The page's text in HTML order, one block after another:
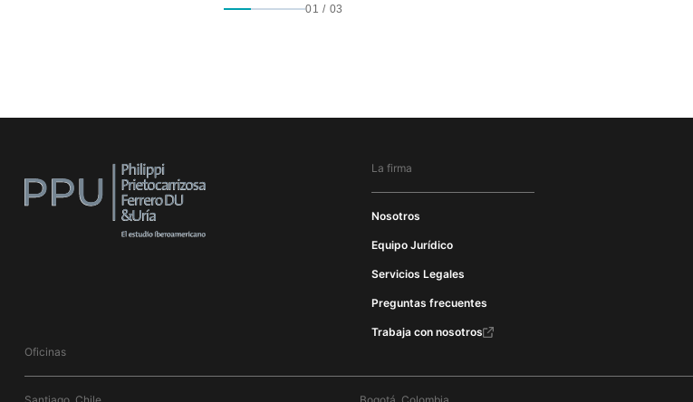
01 / 03
La firma
Nosotros
Equipo Jurídico
Servicios Legales
Preguntas frecuentes
Trabaja con nosotros
Oficinas